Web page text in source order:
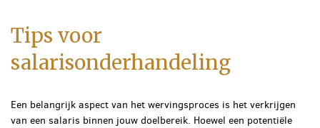
Tips voor
salarisonderhandeling
Een belangrijk aspect van het wervingsproces is het verkrijgen
van een salaris binnen jouw doelbereik. Hoewel een potentiële